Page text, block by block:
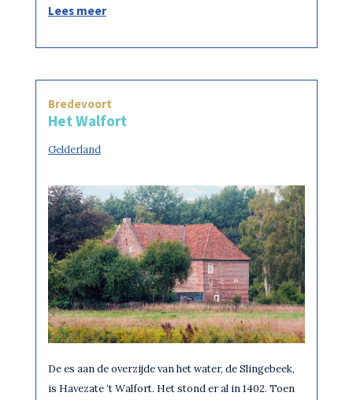
Lees meer
Bredevoort
Het Walfort
Gelderland
De es aan de overzijde van het water, de Slingebeek,
is Havezate ‘t Walfort. Het stond er al in 1402. Toen